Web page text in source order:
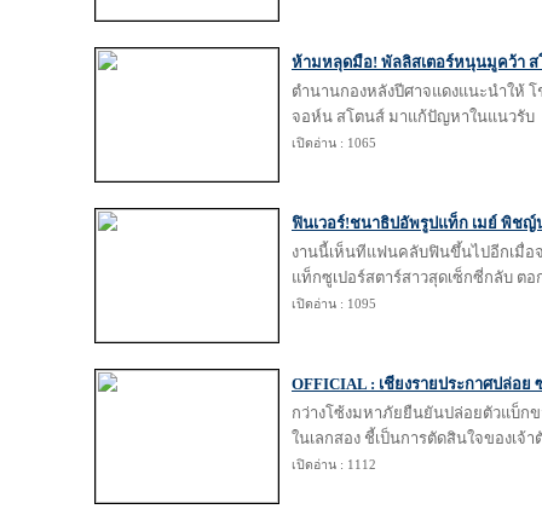
ห้ามหลุดมือ! พัลลิสเตอร์หนุนมูคว้า
ตำนานกองหลังปีศาจแดงแนะนำให้
จอห์น สโตนส์ มาแก้ปัญหาในแนวรับ
เปิดอ่าน : 1065
ฟินเวอร์!ชนาธิปอัพรูปแท็ก เมย์ พิช
งานนี้เห็นทีแฟนคลับฟินขึ้นไปอีกเมื่
แท็กซูเปอร์สตาร์สาวสุดเซ็กซี่กลับ ตอ
เปิดอ่าน : 1095
OFFICIAL : เชียงรายประกาศปล่อย
กว่างโซ้งมหาภัยยืนยันปล่อยตัวแบ็ก
ในเลกสอง ชี้เป็นการตัดสินใจของเจ้า
เปิดอ่าน : 1112